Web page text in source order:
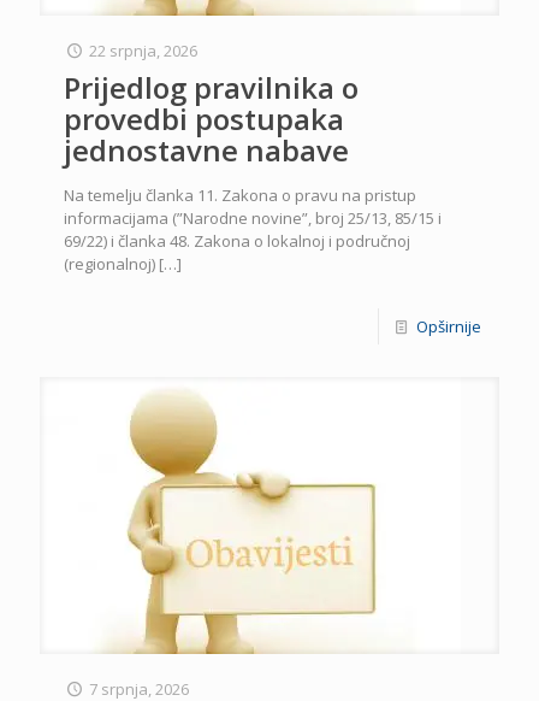
22 srpnja, 2026
Prijedlog pravilnika o
provedbi postupaka
jednostavne nabave
Na temelju članka 11. Zakona o pravu na pristup
informacijama (”Narodne novine”, broj 25/13, 85/15 i
69/22) i članka 48. Zakona o lokalnoj i područnoj
(regionalnoj) […]
Opširnije
7 srpnja, 2026